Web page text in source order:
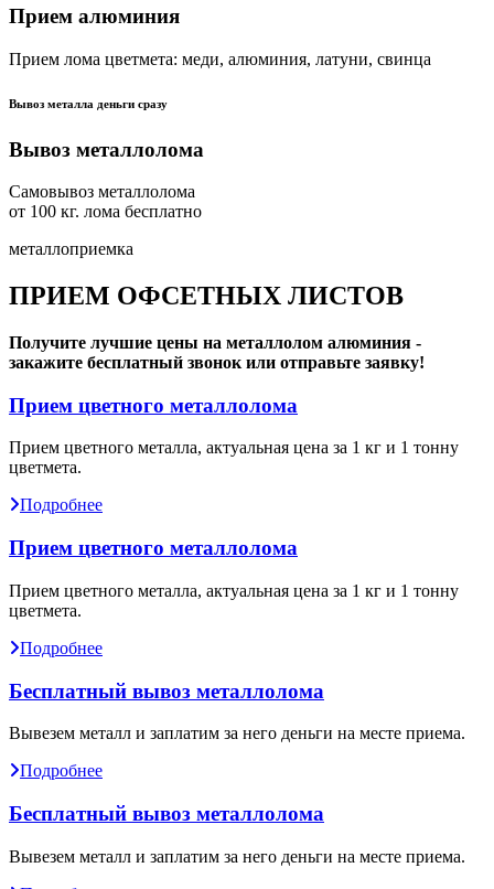
Прием алюминия
Прием лома цветмета: меди, алюминия, латуни, свинца
Вывоз металла деньги сразу
Вывоз металлолома
Самовывоз металлолома
от 100 кг. лома бесплатно
металлоприемка
ПРИЕМ ОФСЕТНЫХ ЛИСТОВ
Получите лучшие цены на металлолом алюминия -
закажите бесплатный звонок или отправьте заявку!
Прием цветного металлолома
Прием цветного металла, актуальная цена за 1 кг и 1 тонну
цветмета.
Подробнее
Прием цветного металлолома
Прием цветного металла, актуальная цена за 1 кг и 1 тонну
цветмета.
Подробнее
Бесплатный вывоз металлолома
Вывезем металл и заплатим за него деньги на месте приема.
Подробнее
Бесплатный вывоз металлолома
Вывезем металл и заплатим за него деньги на месте приема.